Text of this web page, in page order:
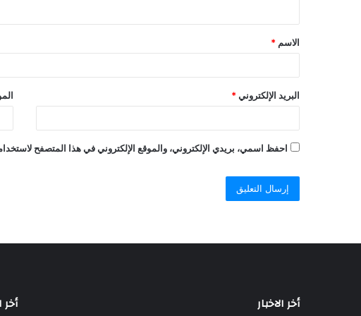
الاسم *
البريد الإلكتروني *
احفظ اسمي، بريدي الإلكتروني، والموقع الإلكتروني في هذا المتصفح
أخر الاخبار